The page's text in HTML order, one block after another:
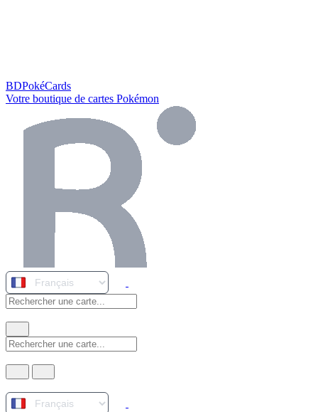
BDPokéCards
Votre boutique de cartes Pokémon